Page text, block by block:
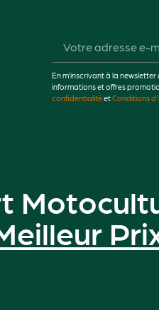
En m’inscrivant à la
informations et offres
confidentialitéetConditions